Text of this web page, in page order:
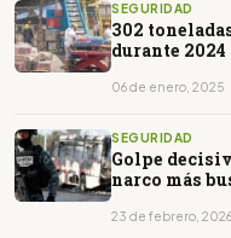
SEGURIDAD
302
durante 2024
06 de enero, 2025
SEGURIDAD
Golpe
narco más
23 de febrero, 2026